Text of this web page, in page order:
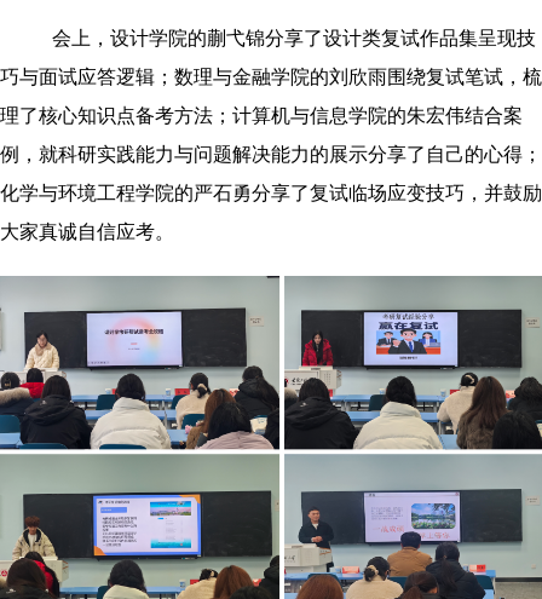
会上，设计学院的蒯弋锦分享了设计类复试作品集呈现技
巧与面试应答逻辑；数理与金融学院的刘欣雨围绕复试笔试，梳
理了核心知识点备考方法；计算机与信息学院的朱宏伟结合案
例，就科研实践能力与问题解决能力的展示分享了自己的心得；
化学与环境工程学院的严石勇分享了复试临场应变技巧，并鼓励
大家真诚自信应考。